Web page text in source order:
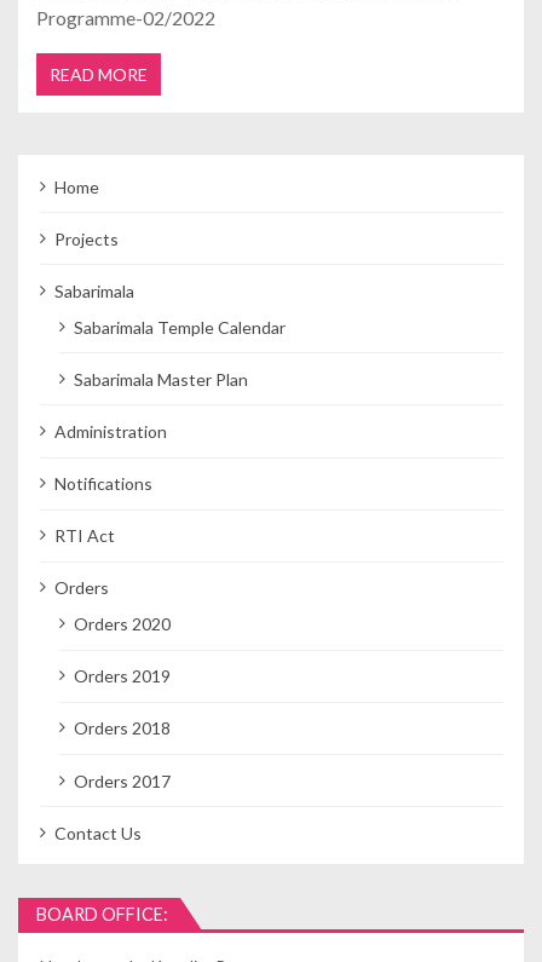
Programme-02/2022
READ MORE
Home
Projects
Sabarimala
Sabarimala Temple Calendar
Sabarimala Master Plan
Administration
Notifications
RTI Act
Orders
Orders 2020
Orders 2019
Orders 2018
Orders 2017
Contact Us
BOARD OFFICE: